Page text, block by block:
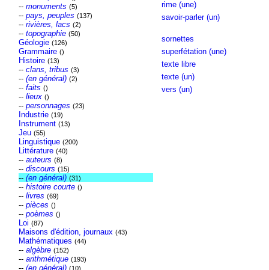
-- monuments (5)
-- pays, peuples (137)
-- rivières, lacs (2)
-- topographie (50)
Géologie (126)
Grammaire ()
Histoire (13)
-- clans, tribus (3)
-- (en général) (2)
-- faits ()
-- lieux ()
-- personnages (23)
Industrie (19)
Instrument (13)
Jeu (55)
Linguistique (200)
Littérature (40)
-- auteurs (8)
-- discours (15)
-- (en général) (31)
-- histoire courte ()
-- livres (69)
-- pièces ()
-- poèmes ()
Loi (87)
Maisons d'édition, journaux (43)
Mathématiques (44)
-- algèbre (152)
-- arithmétique (193)
-- (en général) (10)
rime (une)
savoir-parler (un)
sornettes
superfétation (une)
texte libre
texte (un)
vers (un)